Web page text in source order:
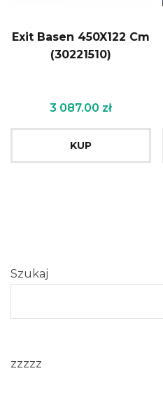
Exit Basen 450X122 Cm
(30221510)
3 087.00 zł
KUP
Szukaj
zzzzz